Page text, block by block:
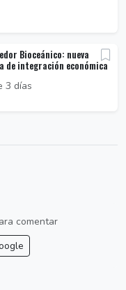
Bioceánico: nueva
de integración económica
3 días
comentar